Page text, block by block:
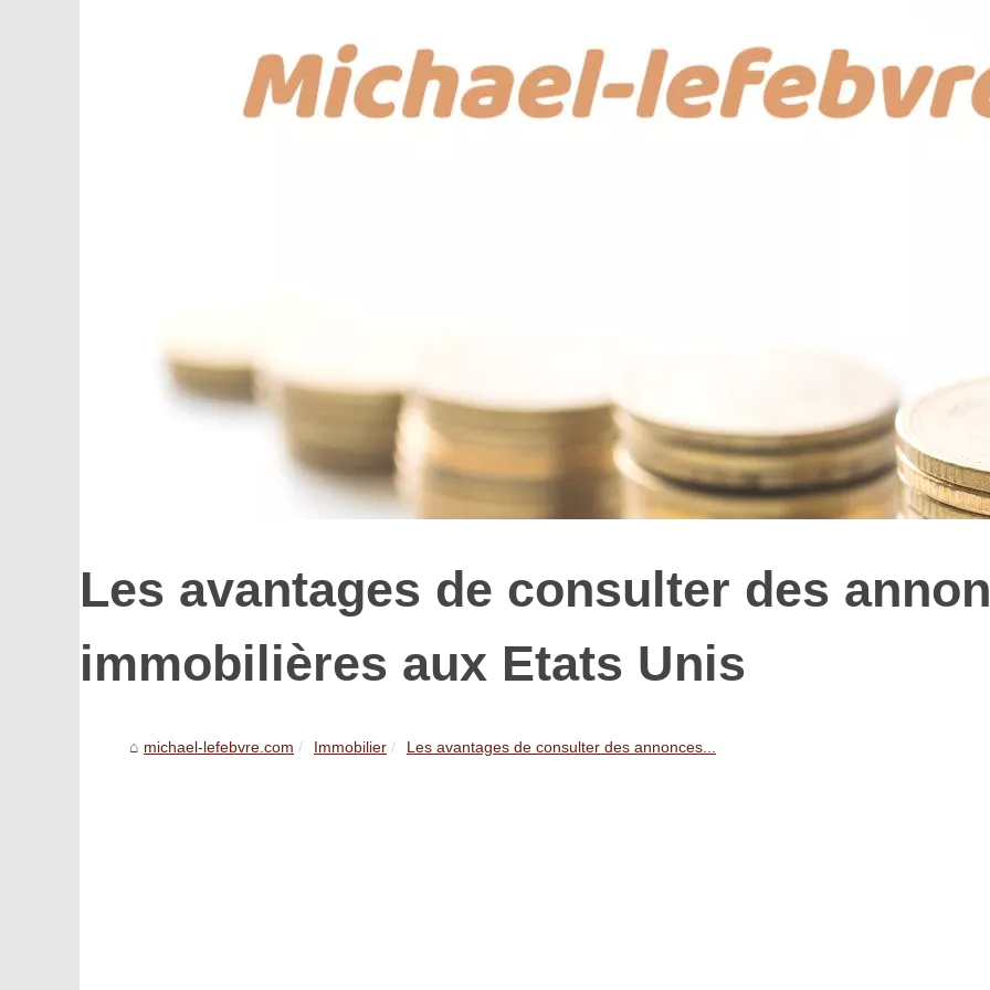
Les avantages de consulter des
immobilières aux Etats Unis
michael-lefebvre.com Immobilier Les avantages de consulter des annonces...